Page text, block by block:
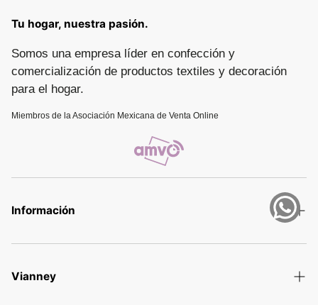
Tu hogar, nuestra pasión.
Somos una empresa líder en confección y
comercialización de productos textiles y decoración
para el hogar.
Miembros de la Asociación Mexicana de Venta Online
Información
Términos y Condiciones
Aviso de privacidad
Vianney